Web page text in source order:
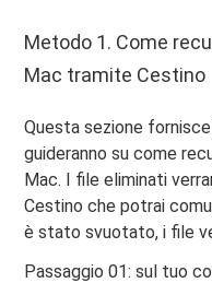
Metodo 1. Come
Mac tramite Cestino
Questa sezione
guideranno su come
Mac. I file eliminati
Cestino che potrai
è stato svuotato, i file
Passaggio 01: sul tuo